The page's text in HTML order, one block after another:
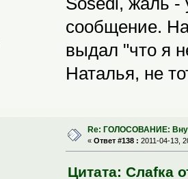
сообщение.
выдал "что я
Наталья, не
Re: ГОЛОСОВАНИЕ:
« Ответ #138 : 2011-04-13,
Цитата: Слаfка